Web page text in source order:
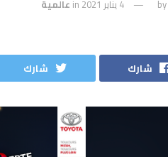
by 4 يناير 2021 in عالمية
شارك شارك